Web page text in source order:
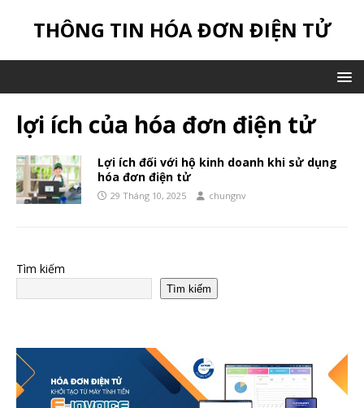
THÔNG TIN HÓA ĐƠN ĐIỆN TỬ
lợi ích của hóa đơn điện tử
Lợi ích đối với hộ kinh doanh khi sử dụng
hóa đơn điện tử
29 Tháng 10, 2025 chungnv
Tìm kiếm
Tìm kiếm